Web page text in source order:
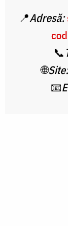
📍Adresă:
📞
🌐
📧